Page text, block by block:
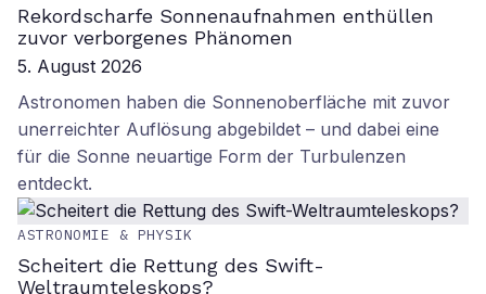
Rekordscharfe Sonnenaufnahmen enthüllen
zuvor verborgenes Phänomen
5. August 2026
Astronomen haben die Sonnenoberfläche mit zuvor
unerreichter Auflösung abgebildet – und dabei eine
für die Sonne neuartige Form der Turbulenzen
entdeckt.
ASTRONOMIE & PHYSIK
Scheitert die Rettung des Swift-
Weltraumteleskops?